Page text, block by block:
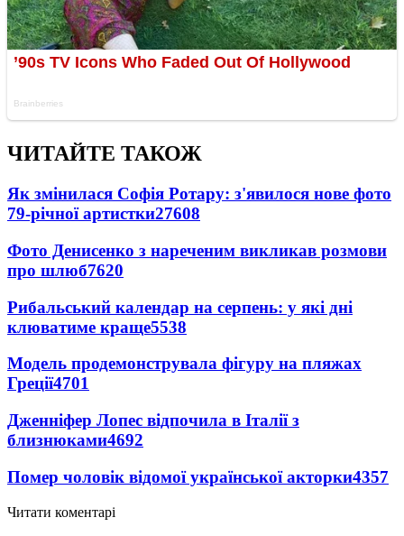
ЧИТАЙТЕ ТАКОЖ
Як змінилася Софія Ротару: з'явилося нове фото
79-річної артистки27608
Фото Денисенко з нареченим викликав розмови
про шлюб7620
Рибальський календар на серпень: у які дні
клюватиме краще5538
Модель продемонструвала фігуру на пляжах
Греції4701
Дженніфер Лопес відпочила в Італії з
близнюками4692
Помер чоловік відомої української акторки4357
Читати коментарі